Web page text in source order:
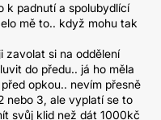
k padnutí a spolubydlící
mě to.. když mohu tak
zavolat si na oddělení
do předu.. já ho měla
opkou.. nevím přesně
nebo 3, ale vyplatí se to
svůj klid než dát 1000kč